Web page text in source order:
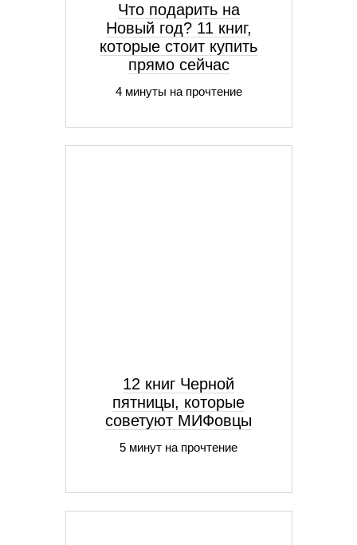
Что подарить на
Новый год? 11 книг,
которые стоит купить
прямо сейчас
4 минуты на прочтение
12 книг Черной
пятницы, которые
советуют МИФовцы
5 минут на прочтение